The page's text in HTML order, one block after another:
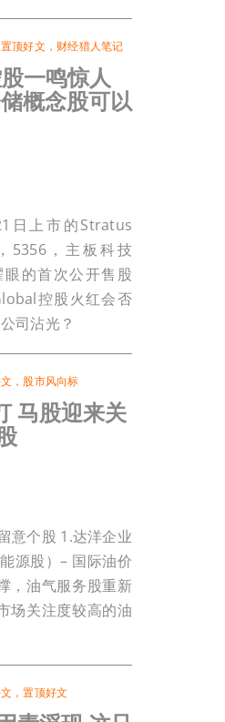
置顶好文 ， 财经猎人笔记
一鸣惊人
概念股可以
日上市的Stratus
5356，主板科技
的首次公开售股
控股火红会否
司沾光？
， 股市风向标
马股迎来关
意个股 1.达洋企业
源股）– 国际油价
，油气服务股重新
场关注度较高的油
，置顶好文